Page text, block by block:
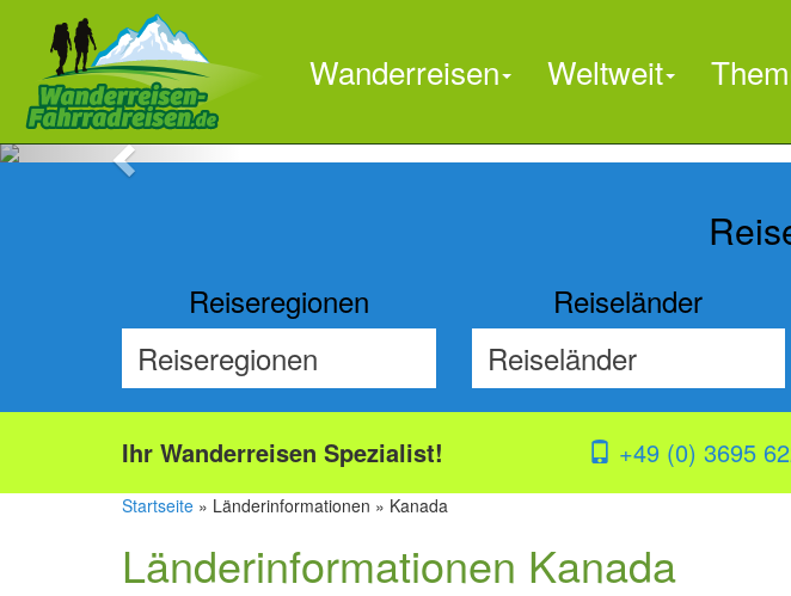
Previous
Wanderreisen Weltweit
Reiseregionen Reiseländer
Ihr Wanderreisen Spezialist! +49 (0) 3695
Startseite » Länderinformationen » Kanada
Länderinformationen Kanada